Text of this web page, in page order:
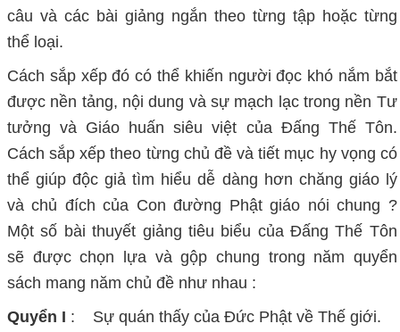
câu và các bài giảng ngắn theo từng tập hoặc từng
thể loại.
Cách sắp xếp đó có thể khiến người đọc khó nắm bắt
được nền tảng, nội dung và sự mạch lạc trong nền Tư
tưởng và Giáo huấn siêu việt của Đấng Thế Tôn.
Cách sắp xếp theo từng chủ đề và tiết mục hy vọng có
thể giúp độc giả tìm hiểu dễ dàng hơn chăng giáo lý
và chủ đích của Con đường Phật giáo nói chung ?
Một số bài thuyết giảng tiêu biểu của Đấng Thế Tôn
sẽ được chọn lựa và gộp chung trong năm quyển
sách mang năm chủ đề như nhau :
Quyển I : Sự quán thấy của Đức Phật về Thế giới.